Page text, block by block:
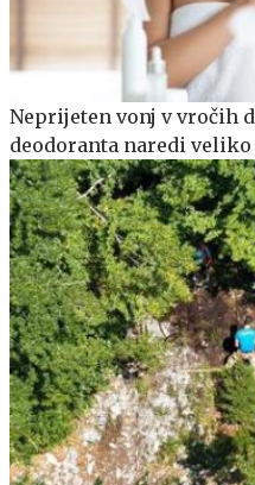
Neprijeten vonj v vročih
deodoranta naredi